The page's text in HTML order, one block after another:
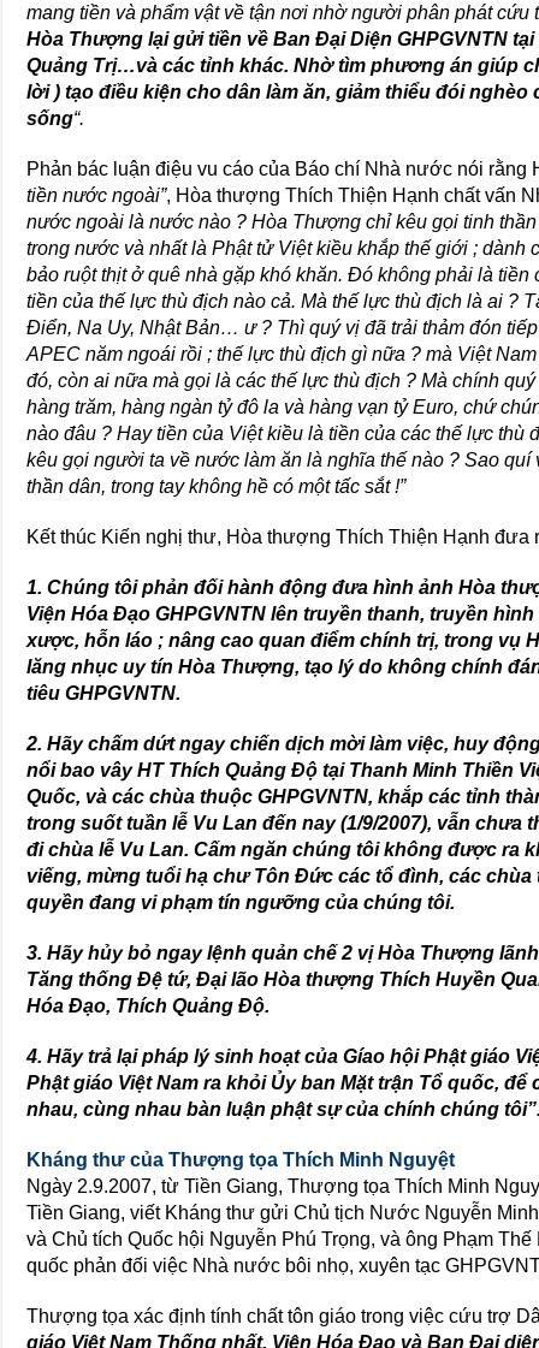
mang tiền và phẩm vật về tận nơi nhờ người phân phát cứu
Hòa Thượng lại gửi tiền về Ban Đại Diện GHPGVNTN
Quảng Trị…và các tỉnh khác. Nhờ tìm phương án giúp
lời ) tạo điều kiện cho dân làm ăn, giảm thiểu đói
sống“.
Phản bác luận điệu vu cáo của Báo chí Nhà nước nói
tiền nước ngoài”, Hòa thượng Thích Thiện Hạnh chất vấn
nước ngoài là nước nào ? Hòa Thượng chỉ kêu gọi tinh
trong nước và nhất là Phật tử Việt kiều khắp thế giới ; dành
bảo ruột thịt ở quê nhà gặp khó khăn. Đó không phải là
tiền của thế lực thù địch nào cả. Mà thế lực thù địch là ai ?
Điển, Na Uy, Nhật Bản… ư ? Thì quý vị đã trải thảm đón
APEC năm ngoái rồi ; thế lực thù địch gì nữa ? mà Việt
đó, còn ai nữa mà gọi là các thế lực thù địch ? Mà chính
hàng trăm, hàng ngàn tỷ đô la và hàng vạn tỷ Euro, chứ
nào đâu ? Hay tiền của Việt kiều là tiền của các thế lực thù
kêu gọi người ta về nước làm ăn là nghĩa thế nào ? Sao
thần dân, trong tay không hề có một tấc sắt !”
Kết thúc Kiến nghị thư, Hòa thượng Thích Thiện Hạnh đưa
1. Chúng tôi phản đối hành động đưa hình ảnh Hòa
Viện Hóa Đạo GHPGVNTN lên truyền thanh, truyền
xược, hỗn láo ; nâng cao quan điểm chính trị, trong vụ
lăng nhục uy tín Hòa Thượng, tạo lý do không chính
tiêu GHPGVNTN.
2. Hãy chấm dứt ngay chiến dịch mời làm việc, huy
nổi bao vây HT Thích Quảng Độ tại Thanh Minh Thiền
Quốc, và các chùa thuộc GHPGVNTN, khắp các tỉnh
trong suốt tuần lễ Vu Lan đến nay (1/9/2007), vẫn chưa
đi chùa lễ Vu Lan. Cấm ngăn chúng tôi không được ra
viếng, mừng tuổi hạ chư Tôn Đức các tổ đình, các
quyền đang vi phạm tín ngưỡng của chúng tôi.
3. Hãy hủy bỏ ngay lệnh quản chế 2 vị Hòa Thượng
Tăng thống Đệ tứ, Đại lão Hòa thượng Thích Huyền
Hóa Đạo, Thích Quảng Độ.
4. Hãy trả lại pháp lý sinh hoạt của Gíao hội Phật giáo
Phật giáo Việt Nam ra khỏi Ủy ban Mặt trận Tổ quốc,
nhau, cùng nhau bàn luận phật sự của chính chúng
Kháng thư của Thượng tọa Thích Minh Nguyệt
Ngày 2.9.2007, từ Tiền Giang, Thượng tọa Thích Minh
Tiền Giang, viết Kháng thư gửi Chủ tịch Nước Nguyễn
và Chủ tích Quốc hội Nguyễn Phú Trọng, và ông Phạm
quốc phản đối việc Nhà nước bôi nhọ, xuyên tạc
Thượng tọa xác định tính chất tôn giáo trong việc cứu trợ
giáo Việt Nam Thống nhất, Viện Hóa Đạo và Ban Đại